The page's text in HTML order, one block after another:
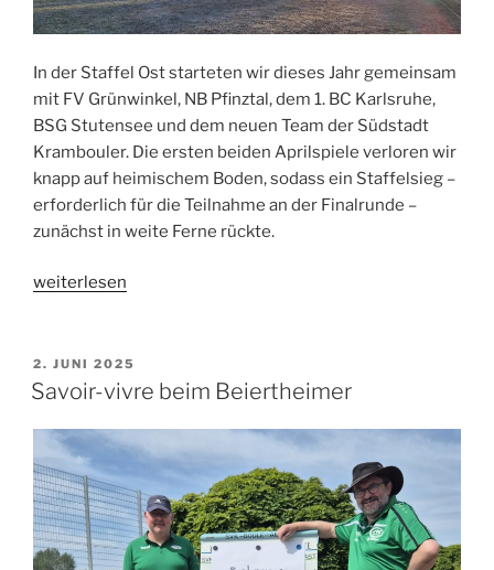
In der Staffel Ost starteten wir dieses Jahr gemeinsam
mit FV Grünwinkel, NB Pfinztal, dem 1. BC Karlsruhe,
BSG Stutensee und dem neuen Team der Südstadt
Krambouler. Die ersten beiden Aprilspiele verloren wir
knapp auf heimischem Boden, sodass ein Staffelsieg –
erforderlich für die Teilnahme an der Finalrunde –
zunächst in weite Ferne rückte.
„Die
spannend
bis
Schluss“
weiterlesen
VERÖFFENTLICHT
AM
2. JUNI 2025
Savoir-vivre beim Beiertheimer